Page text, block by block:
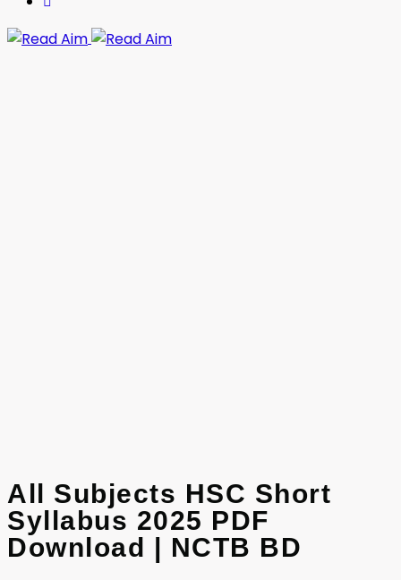
Read Aim
All Subjects HSC Short
Syllabus 2025 PDF
Download | NCTB BD